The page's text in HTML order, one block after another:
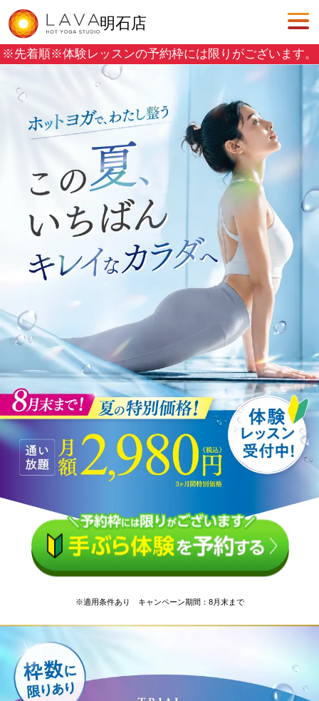
明石店
※先着順※体験レッスンの予約枠には限りがございます。
※適用条件あり キャンペーン期間：8月末まで